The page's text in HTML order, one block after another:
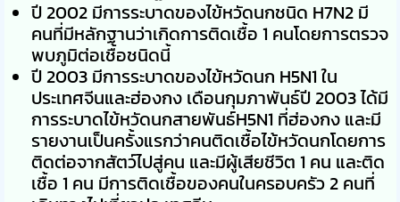
ปี 2002 มีการระบาดของไข้หวัดนกชนิด H7N2 มี
คนที่มีหลักฐานว่าเกิดการติดเชื้อ 1 คนโดยการตรวจ
พบภูมิต่อเชื้อชนิดนี้
ปี 2003 มีการระบาดของไข้หวัดนก H5N1 ใน
ประเทศจีนและฮ่องกง เดือนกุมภาพันธ์ปี 2003 ได้มี
การระบาดไข้หวัดนกสายพันธ์H5N1 ที่ฮ่องกง และมี
รายงานเป็นครั้งแรกว่าคนติดเชื้อไข้หวัดนกโดยการ
ติดต่อจากสัตว์ไปสู่คน และมีผู้เสียชีวิต 1 คน และติด
เชื้อ 1 คน มีการติดเชื้อของคนในครอบครัว 2 คนที่